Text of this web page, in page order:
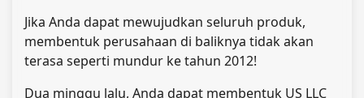
Jika Anda dapat mewujudkan seluruh produk,
membentuk perusahaan di baliknya tidak akan
terasa seperti mundur ke tahun 2012!
Dua minggu lalu, Anda dapat membentuk US LLC